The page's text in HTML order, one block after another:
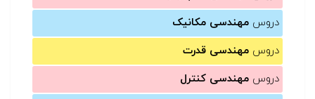
دروس مهندسی مکانیک
دروس مهندسی قدرت
دروس مهندسی کنترل